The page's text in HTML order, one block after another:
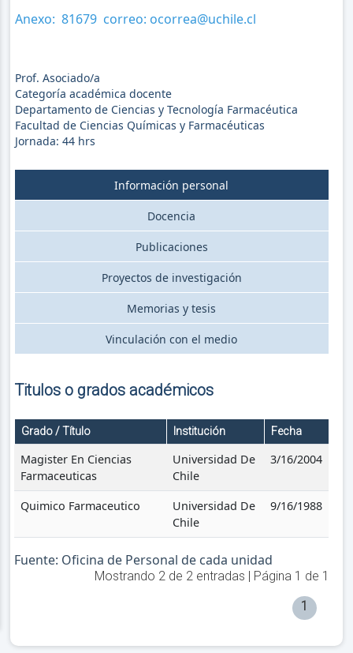
Anexo: 81679 correo: ocorrea@uchile.cl
Prof. Asociado/a
Categoría académica docente
Departamento de Ciencias y Tecnología Farmacéutica
Facultad de Ciencias Químicas y Farmacéuticas
Jornada: 44hrs
Información personal
Docencia
Publicaciones
Proyectos de investigación
Memorias y tesis
Vinculación con el medio
Titulos o grados académicos
Grado / Título Institución Fecha
Magister En Ciencias
Farmaceuticas
Universidad De
Chile
3/16/2004
Quimico Farmaceutico
Universidad De
Chile
9/16/1988
Fuente: Oficina de Personal de cada unidad
Mostrando 2de 2entradas | Página 1 de 1
1